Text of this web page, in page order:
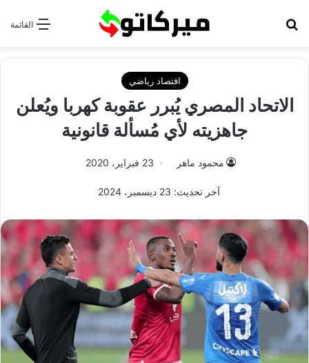
القائمة
اقتصاد رياضي
الاتحاد المصري يُبرر عقوبة كهربا ويُعلن
جاهزيته لأي مُسألة قانونية
محمود ماهر 23 فبراير، 2020
آخر تحديث: 23 ديسمبر، 2024